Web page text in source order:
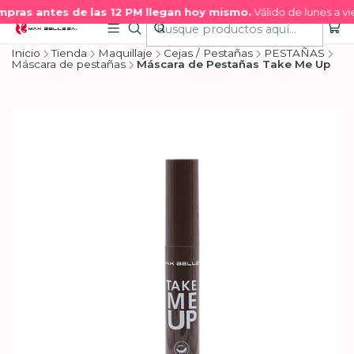
antes de las 12 PM llegan hoy mismo.Válido de lunes a
Inicio Tienda Maquillaje Cejas / Pestañas
PESTAÑAS
Máscara de pestañas
Máscara de Pestañas Take Me Up